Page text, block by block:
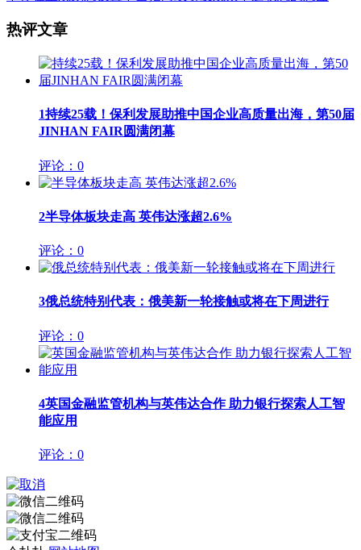
热评文章
1持续25载！保利发展助推中国企业高质量出海，第50届
JINHAN FAIR圆满闭幕
评论：0
2半导体板块走高 英伟达涨超2.6%
评论：0
3俄总统特别代表：俄美新一轮接触或将在下周进行
评论：0
4英国金融监管机构与英伟达合作 助力银行探索人工智
能应用
评论：0